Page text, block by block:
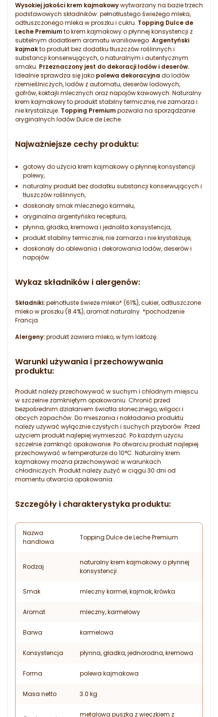
Wysokiej jakości krem kajmakowywytwarzany na bazie trzech
podstawowych składników: pełnotłustego świeżego mleka,
odtłuszczonego mleka w proszku i cukru. Topping Dulce de
Leche Premiumto krem kajmakowy o płynnej konsystencji z
subtelnym dodatkiem aromatu waniliowego. Argentyński
kajmakto produkt bez dodatku tłuszczów roślinnych i
substancji konserwujących, o naturalnym i autentycznym
smaku. Przeznaczony jest do dekoracji lodów i deserów.
Idealnie sprawdza się jako polewa dekoracyjna do lodów
rzemieślniczych, lodów z automatu, deserów lodowych,
gofrów, koktajli mlecznych oraz napojów kawowych. Naturalny
krem kajmakowy to produkt stabilny termicznie, nie zamarza i
nie krystalizuje. Topping Premiumpozwala na sporządzanie
oryginalnych lodów Dulce de Leche.
Najważniejsze cechy produktu:
gotowy do użycia krem kajmakowy o płynnej konsystencji
polewy,
naturalny produkt bez dodatku substancji konserwujących i
tłuszczów roślinnych,
doskonały smak mlecznego karmelu,
oryginalna argentyńska receptura,
płynna, gładka, kremowa i jednolita konsystencja,
produkt stabilny termicznie, nie zamarza i nie krystalizuje,
doskonały do oblewania i dekorowania lodów, deserów i
napojów.
Wykaz składników i alergenów:
Składniki:pełnotłuste świeże mleko* (61%), cukier, odtłuszczone
mleko w proszku (8.4%), aromat naturalny. *pochodzenie
Francja
Alergeny:produkt zawiera mleko, w tym laktozę.
Warunki używania i przechowywania
produktu:
Produkt należy przechowywać w suchym i chłodnym miejscu
w szczelnie zamkniętym opakowaniu. Chronić przed
bezpośrednim działaniem światła słonecznego, wilgoci i
obcych zapachów. Do mieszania i nakładania produktu
należy używać wyłącznie czystych i suchych przyborów. Przed
użyciem produkt najlepiej wymieszać. Po każdym użyciu
szczelnie zamknąć opakowanie. Po otwarciu produkt najlepiej
przechowywać w temperaturze do 10°C. Naturalny krem
kajmakowy można przechowywać w warunkach
chłodniczych. Produkt należy zużyć w ciągu 30 dni od
momentu otwarcia opakowania.
Szczegóły i charakterystyka produktu:
Nazwa
handlowa
Topping Dulce de Leche Premium
Rodzaj
naturalny krem kajmakowy o płynnej
konsystencji
Smak mleczny karmel, kajmak, krówka
Aromat mleczny, karmelowy
Barwa karmelowa
Konsystencja płynna, gładka, jednorodna, kremowa
Forma polewa kajmakowa
Masa netto 3.0 kg
metalowa puszka z wieczkiem z